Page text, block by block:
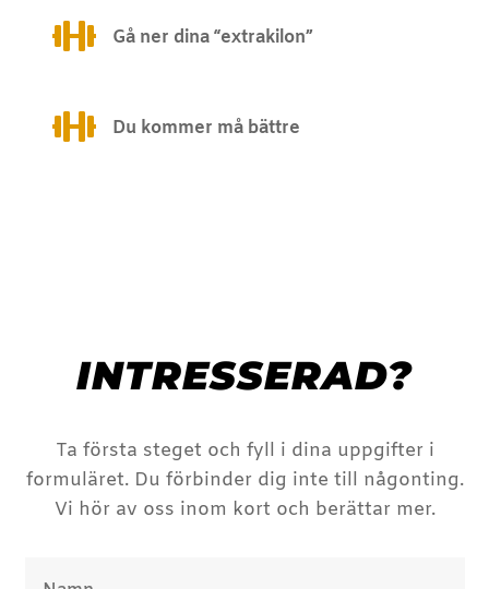
 Gå ner dina “extrakilon”
 Du kommer må bättre
INTRESSERAD?
Ta första steget och fyll i dina uppgifter i
formuläret. Du förbinder dig inte till någonting.
Vi hör av oss inom kort och berättar mer.